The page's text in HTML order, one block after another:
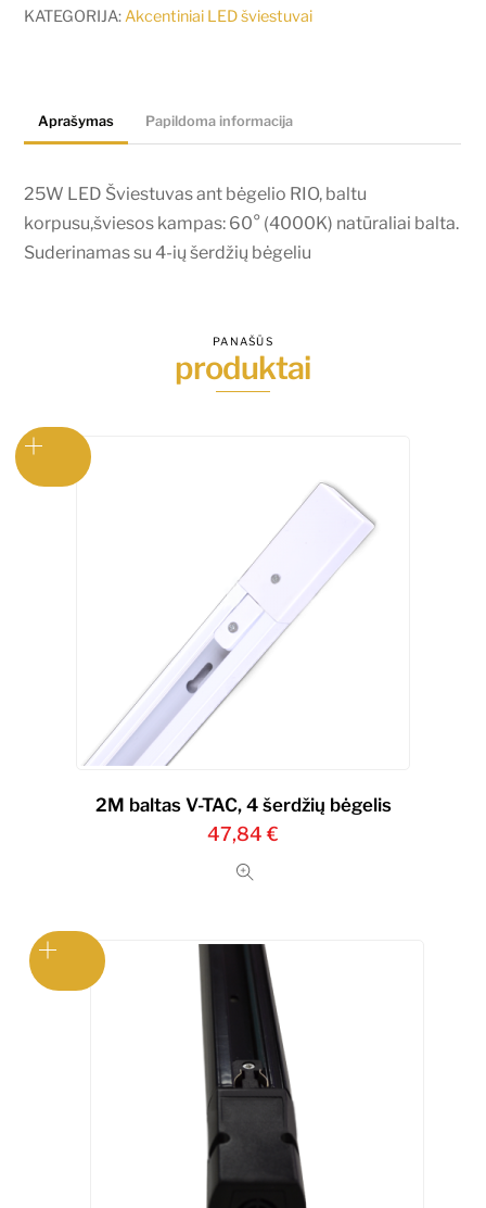
Šviestuvas
baltu
(4000K)
natūraliai
balta,
KATEGORIJA:Akcentiniai LED šviestuvai
Aprašymas Papildoma informacija
25W LED Šviestuvas ant bėgelio RIO, baltu
korpusu,šviesos kampas: 60° (4000K) natūraliai balta.
Suderinamas su 4-ių šerdžių bėgeliu
PANAŠŪS
produktai
2M baltas V-TAC, 4 šerdžių bėgelis
47,84 €